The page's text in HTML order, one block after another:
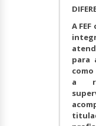
A
para
a